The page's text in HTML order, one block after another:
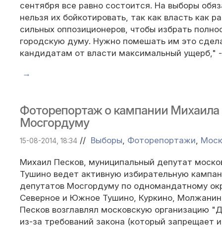
сентября все равно состоится. На выборы
нельзя их бойкотировать, так как власть как
сильных оппозиционеров, чтобы избрать
городскую думу. Нужно помешать им это
кандидатам от власти максимальный ущерб,"
→
Фоторепортаж о кампании Михаила
Мосгордуму
15-08-2014, 18:34 // Выборы Фоторепортажи
Михаил Песков, муниципальный депутат
Тушино ведет активную избирательную
депутатов Мосгордуму по одномандатному
Северное и Южное Тушино, Куркино,
Песков возглавлял московскую организацию
из-за требований закона (который запрещает